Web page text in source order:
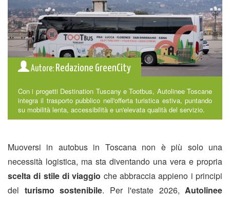
Autore: Redazione GreenCity
Con i progetti Destination Tuscany e Tootbus, Autolinee Toscane
integra il trasporto pubblico nell'offerta turistica estiva, puntando
su mobilità lenta, accessibilità e un'elevata qualità del servizio.
Muoversi in autobus in Toscana non è più solo una
necessità logistica, ma sta diventando una vera e propria
scelta di stile di viaggio che abbraccia appieno i principi
del turismo sostenibile. Per l'estate 2026, Autolinee